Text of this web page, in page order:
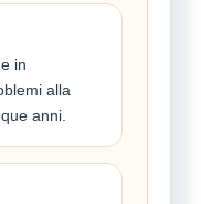
in
alla
anni.